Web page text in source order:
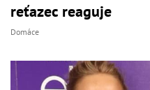
reťazec reaguje
Domáce